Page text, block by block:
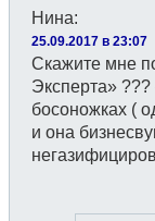
Нина:
25.09.2017 в 23:07
Скажите мне
Эксперта»
босоножках (
и она